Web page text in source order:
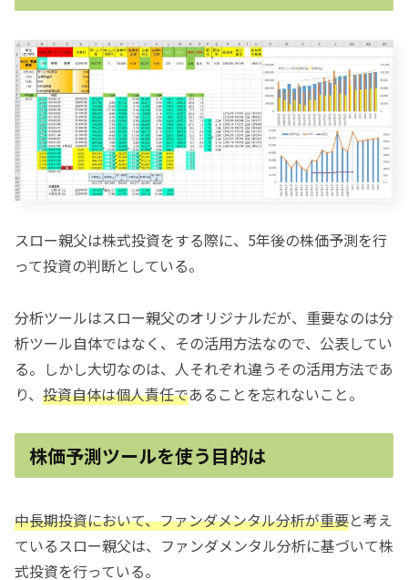
スロー親父は株式投資をする際に、5年後の株価予測を行
って投資の判断としている。
分析ツールはスロー親父のオリジナルだが、重要なのは分
析ツール自体ではなく、その活用方法なので、公表してい
る。しかし大切なのは、人それぞれ違うその活用方法であ
り、 投資自体は個人責任であることを忘れないこと。
株価予測ツールを使う目的は
中長期投資において、ファンダメンタル分析が重要と考え
ているスロー親父は、ファンダメンタル分析に基づいて株
式投資を行っている。